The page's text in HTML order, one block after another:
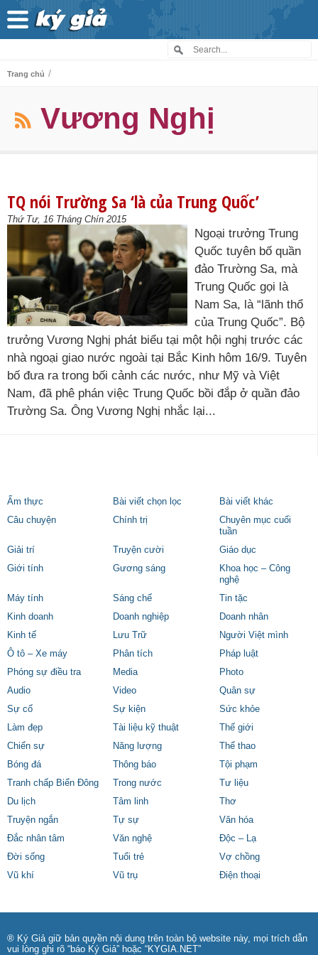
Trang chủ /
Vương Nghị
TQ nói Trường Sa ‘là của Trung Quốc’
Thứ Tư, 16 Tháng Chín 2015
Ngoại trưởng Trung
Quốc tuyên bố quần
đảo Trường Sa, mà
Trung Quốc gọi là
Nam Sa, là “lãnh thổ
của Trung Quốc”. Bộ
trưởng Vương Nghị phát biểu tại một hội nghị trước các
nhà ngoại giao nước ngoài tại Bắc Kinh hôm 16/9. Tuyên
bố đưa ra trong bối cảnh các nước, như Mỹ và Việt
Nam, đã phê phán việc Trung Quốc bồi đắp ở quần đảo
Trường Sa. Ông Vương Nghị nhắc lại...
Ẩm thực Bài viết chọn lọc
Bài viết khác
Câu chuyện
Chính trị
Chuyên mục cuối
tuần
Giải trí
Truyện cười
Giáo dục
Giới tính
Gương sáng
Khoa học – Công
nghệ
Máy tính
Sáng chế
Tin tặc
Kinh doanh
Doanh nghiệp
Doanh nhân
Kinh tế
Lưu Trữ
Người Việt mình
Ô tô – Xe máy
Phân tích
Pháp luật
Phóng sự điều tra
Media
Photo
Audio
Video
Quân sự
Sự cố
Sự kiện
Sức khỏe
Làm đẹp
Tài liệu kỹ thuật
Thế giới
Chiến sự
Năng lượng
Thể thao
Bóng đá
Thông báo
Tội phạm
Tranh chấp Biển Đông
Trong nước
Tư liệu
Du lịch
Tâm linh
Thơ
Truyện ngắn
Tự sự
Văn hóa
Đắc nhân tâm
Văn nghệ
Độc – Lạ
Đời sống
Tuổi trẻ
Vợ chồng
Vũ khí
Vũ trụ Điện thoại
® Ký Giả giữ bản quyền nội dung trên toàn bộ website này, mọi trích dẫn
vui lòng ghi rõ “báo Ký Giả” hoặc “KYGIA.NET”